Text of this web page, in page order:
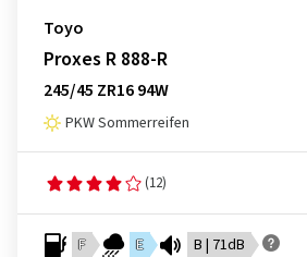
Toyo
Proxes R 888-R
245/45 ZR16 94W
PKW Sommerreifen
(12)
F E B | 71dB